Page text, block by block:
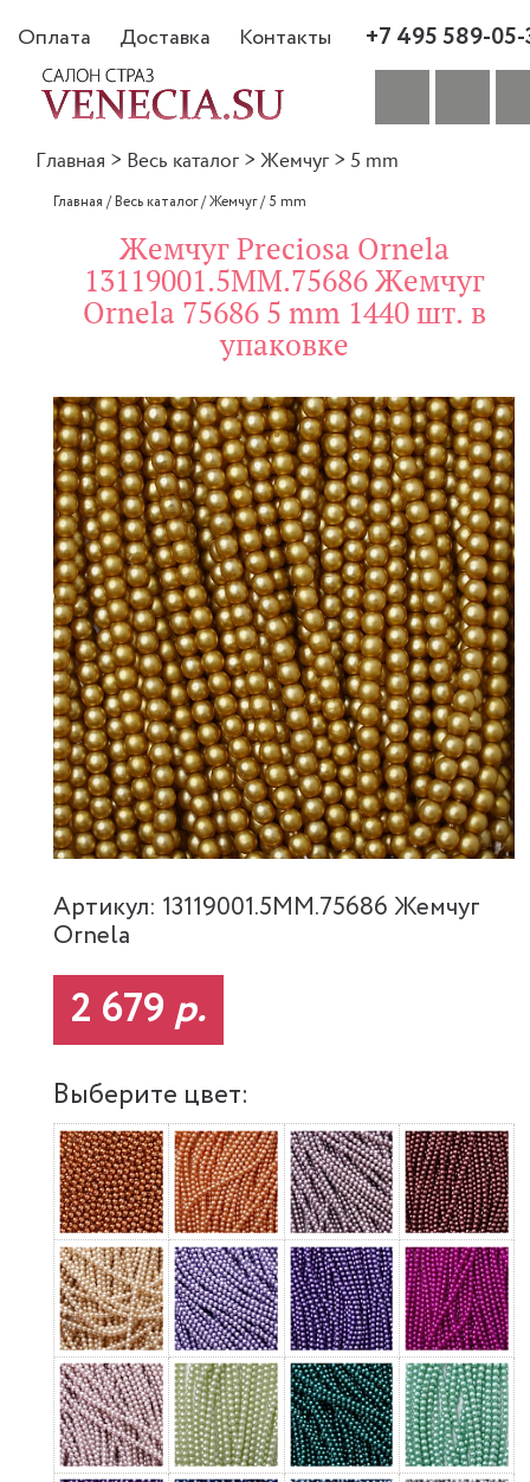
Оплата Доставка Контакты +7 495 589-
Главная > Весь каталог > Жемчуг > 5 mm
Главная /Весь каталог/Жемчуг/5 mm
Жемчуг Preciosa Ornela
13119001.5MM.75686 Жемчуг
Ornela 75686 5 mm 1440 шт. в
упаковке
Артикул: 13119001.5MM.75686 Жемчуг
Ornela
2 679 р.
Выберите цвет: